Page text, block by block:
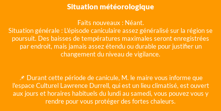
Situation météorologique
Faits nouveaux : Néant.
Situation générale : L'épisode caniculaire assez généralisé sur la région se
poursuit. Des baisses de températures maximales seront enregistrées
par endroit, mais jamais assez étendu ou durable pour justifier un
changement du niveau de vigilance.
📌 Durant cette période de canicule, M. le maire vous informe que
l'espace Culturel Lawrence Durrell, qui est un lieu climatisé, est ouvert
aux jours et horaires habituels du lundi au samedi, vous pouvez vous y
rendre pour vous protéger des fortes chaleurs.